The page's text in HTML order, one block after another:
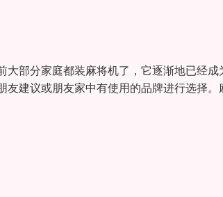
部分家庭都装麻将机了，它逐渐地已经成
建议或朋友家中有使用的品牌进行选择。